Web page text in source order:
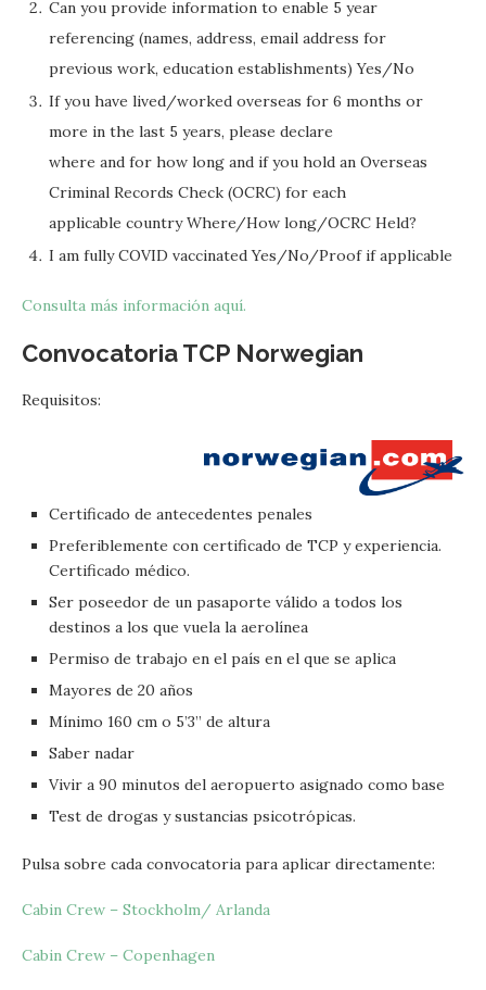
Can you provide information to enable 5 year
referencing (names, address, email address for
previous work, education establishments) Yes/No
If you have lived/worked overseas for 6 months or
more in the last 5 years, please declare
where and for how long and if you hold an Overseas
Criminal Records Check (OCRC) for each
applicable country Where/How long/OCRC Held?
I am fully COVID vaccinated Yes/No/Proof if applicable
Consulta más información aquí.
Convocatoria TCP Norwegian
Requisitos:
Certificado de antecedentes penales
Preferiblemente con certificado de TCP y experiencia.
Certificado médico.
Ser poseedor de un pasaporte válido a todos los
destinos a los que vuela la aerolínea
Permiso de trabajo en el país en el que se aplica
Mayores de 20 años
Mínimo 160 cm o 5’3” de altura
Saber nadar
Vivir a 90 minutos del aeropuerto asignado como base
Test de drogas y sustancias psicotrópicas.
Pulsa sobre cada convocatoria para aplicar directamente:
Cabin Crew – Stockholm/ Arlanda
Cabin Crew – Copenhagen